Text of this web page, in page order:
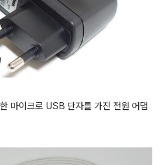
마이크로 USB 단자를 가진 전원 어댑